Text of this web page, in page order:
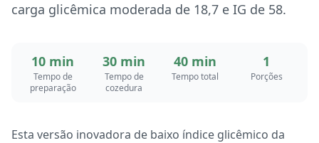
carga glicêmica moderada de 18,7 e IG de 58.
10 min
Tempo de
preparação
30 min
Tempo de
cozedura
40 min
Tempo total
1
Porções
Esta versão inovadora de baixo índice glicêmico da